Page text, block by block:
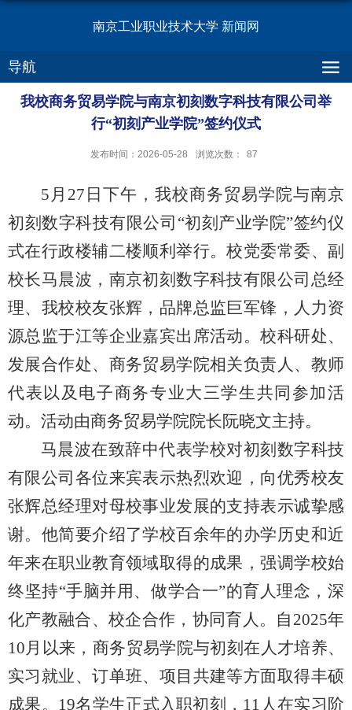
南京工业职业技术大学 新闻网
导航
我校商务贸易学院与南京初刻数字科技有限公司举
行“初刻产业学院”签约仪式
发布时间：2026-05-28 浏览次数： 87
5月27日下午，我校商务贸易学院与南京
初刻数字科技有限公司“初刻产业学院”签约仪
式在行政楼辅二楼顺利举行。校党委常委、副
校长马晨波，南京初刻数字科技有限公司总经
理、我校校友张辉，品牌总监巨军锋，人力资
源总监于江等企业嘉宾出席活动。校科研处、
发展合作处、商务贸易学院相关负责人、教师
代表以及电子商务专业大三学生共同参加活
动。活动由商务贸易学院院长阮晓文主持。
马晨波在致辞中代表学校对初刻数字科技
有限公司各位来宾表示热烈欢迎，向优秀校友
张辉总经理对母校事业发展的支持表示诚挚感
谢。他简要介绍了学校百余年的办学历史和近
年来在职业教育领域取得的成果，强调学校始
终坚持“手脑并用、做学合一”的育人理念，深
化产教融合、校企合作，协同育人。自2025年
10月以来，商务贸易学院与初刻在人才培养、
实习就业、订单班、项目共建等方面取得丰硕
成果。19名学生正式入职初刻，11人在实习阶